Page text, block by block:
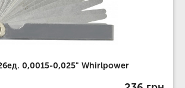
0,0015-0,025" Whirlpower